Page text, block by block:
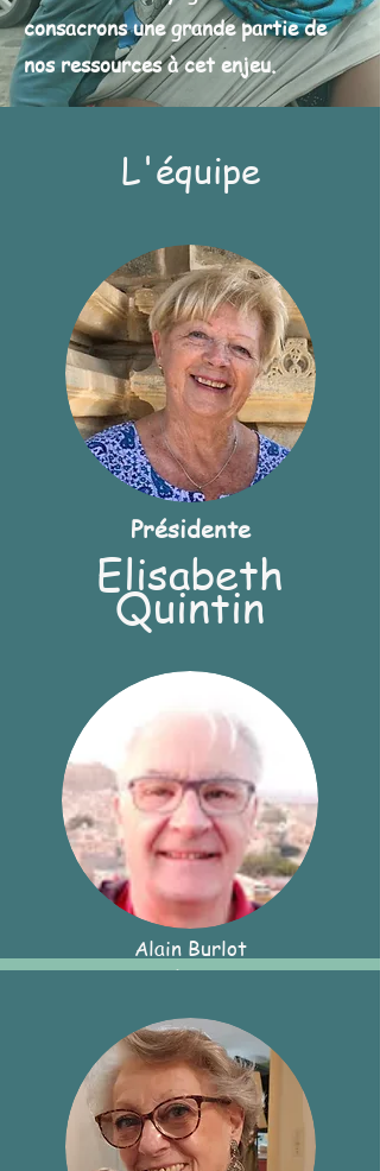
consacrons une grande partie de
nos ressources à cet enjeu.
L'équipe
Présidente
Elisabeth
Quintin
Alain Burlot
Trésorier